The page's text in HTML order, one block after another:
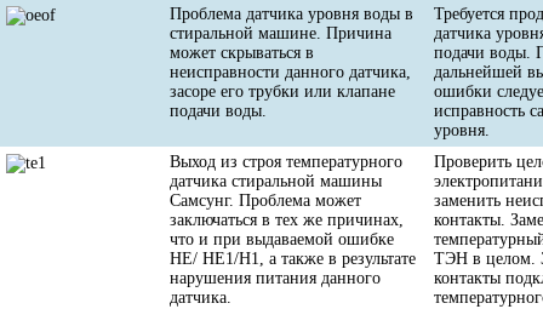
Проблема датчика уровня воды в
стиральной машине. Причина
может скрываться в
неисправности данного датчика,
засоре его трубки или клапане
подачи воды.
Требуется
датчика
подачи воды.
дальнейшей
ошибки
исправность
уровня.
Выход из строя температурного
датчика стиральной машины
Самсунг. Проблема может
заключаться в тех же причинах,
что и при выдаваемой ошибке
HE/ HE1/H1, а также в результате
нарушения питания данного
датчика.
Проверить
заменить
контакты.
ТЭН в целом.
контакты